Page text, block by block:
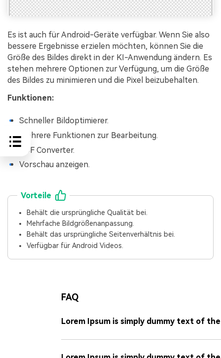
Es ist auch für Android-Geräte verfügbar. Wenn Sie also
bessere Ergebnisse erzielen möchten, können Sie die
Größe des Bildes direkt in der KI-Anwendung ändern. Es
stehen mehrere Optionen zur Verfügung, um die Größe
des Bildes zu minimieren und die Pixel beizubehalten.
Funktionen:
Schneller Bildoptimierer.
Mehrere Funktionen zur Bearbeitung.
PDF Converter.
Vorschau anzeigen.
Vorteile
Behält die ursprüngliche Qualität bei.
Mehrfache Bildgrößenanpassung.
Behält das ursprüngliche Seitenverhältnis bei.
Verfügbar für Android Videos.
FAQ
Lorem Ipsum is simply dummy text of